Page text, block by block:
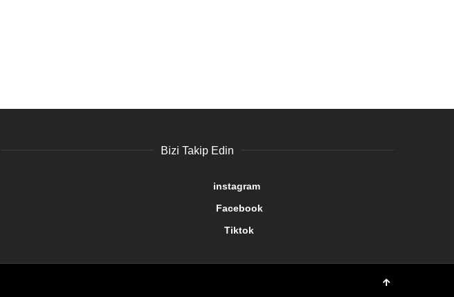
Bizi Takip Edin
instagram
Facebook
Tiktok